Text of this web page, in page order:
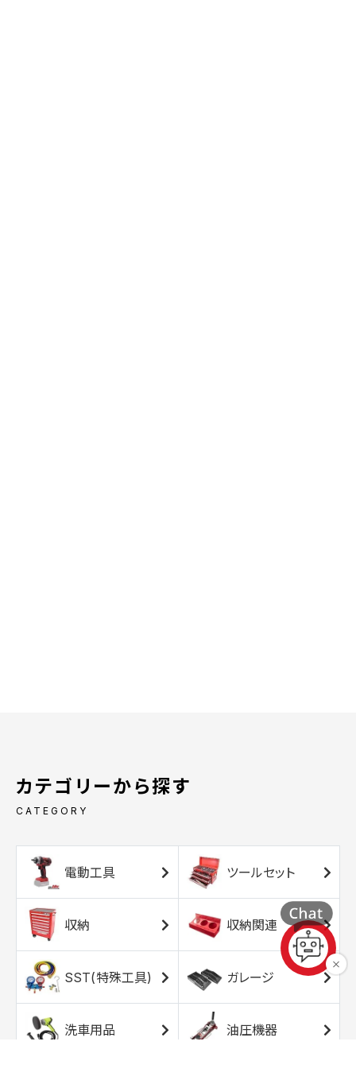
カテゴリーから探す
CATEGORY
電動工具 ツールセット
収納 収納関連
SST(特殊工具) ガレージ
洗車用品 油圧機器